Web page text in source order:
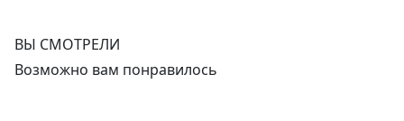
ВЫ СМОТРЕЛИ
Возможно вам понравилось